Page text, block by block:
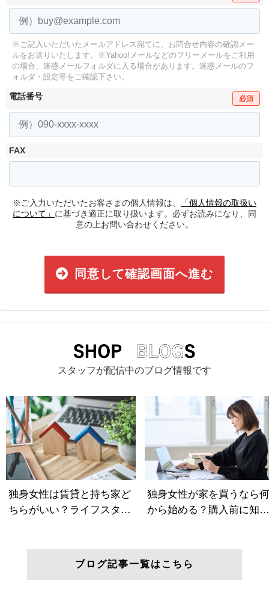
※ご記入いただいたメールアドレス宛てに、お問合せ内容の確認メー
ルをお送りいたします。
※Yahoo!メールなどのフリーメールをご利用
の場合、迷惑メールフォルダに入る場合があります。 迷惑メールのフ
ォルダ・設定等をご確認下さい。
電話番号 必須
FAX
※ご入力いただいたお客さまの個人情報は、
「個人情報の取扱い
について」 に基づき適正に取り扱います。必ずお読みになり、同
意の上お問い合わせください。
同意して確認画面へ進む
スタッフが配信中のブログ情報です
ブログ記事一覧はこちら